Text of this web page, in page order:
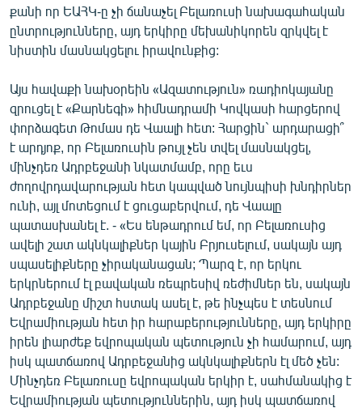
քանի որ ԵԱՀԿ-ը չի ճանաչել Բելառուսի նախագահական
ընտրությունները, այդ երկիրը մեխանիկորեն զրկվել է
նիստին մասնակցելու իրավունքից:
Այս հավաքի նախօրեին «Ազատություն» ռադիոկայանը
զրուցել է «Քարնեգի» հիմնադրամի Կովկասի հարցերով
փորձագետ Թոմաս դե Վաալի հետ: Հարցին` արդարացի՞
է արդյոք, որ Բելառուսին թույլ չեն տվել մասնակցել,
մինչդեռ Ադրբեջանի նկատմամբ, որը եւս
ժողովրդավարության հետ կապված նույնպիսի խնդիրներ
ունի, այլ մոտեցում է ցուցաբերվում, դե Վաալը
պատասխանել է. - «Ես ենթադրում եմ, որ Բելառուսից
ավելի շատ ակնկալիքներ կային Բրյուսելում, սակայն այդ
սպասելիքները չիրականացան; Պարզ է, որ երկու
երկրներում էլ բավական ռեպրեսիվ ռեժիմներ են, սակայն
Ադրբեջանը միշտ հստակ ասել է, թե ինչպես է տեսնում
Եվրամիության հետ իր հարաբերությունները, այդ երկիրը
իրեն լիարժեք եվրոպական պետություն չի համարում, այդ
իսկ պատճառով Ադրբեջանից ակնկալիքներն էլ մեծ չեն:
Մինչդեռ Բելառուսը եվրոպական երկիր է, սահմանակից է
Եվրամիության պետություններին, այդ իսկ պատճառով